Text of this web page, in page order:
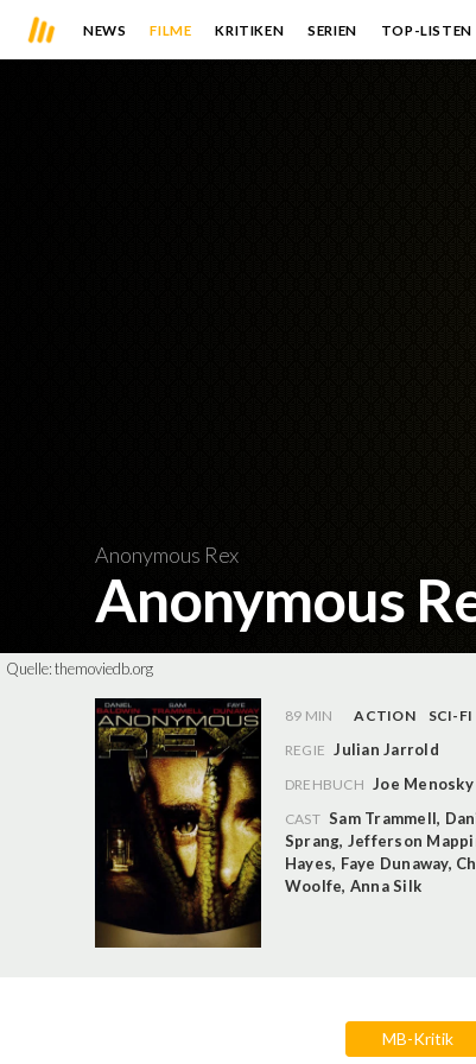
NEWS FILME KRITIKEN SERIEN TOP-LISTEN
Anonymous Rex
Anonymous
Quelle:themoviedb.org
89 MIN ACTION SCI-FI
REGIE Julian Jarrold
DREHBUCH Joe Menosky
CAST Sam Trammell,
Sprang, Jefferson
Hayes, Faye Dunaway,
Woolfe, Anna Silk
MB-Kritik